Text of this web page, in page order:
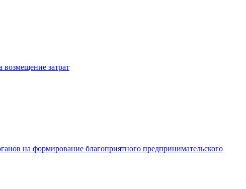
возмещение затрат
на формирование благоприятного предпринимательского